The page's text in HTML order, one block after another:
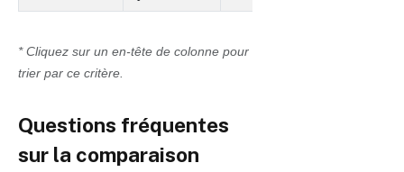
* Cliquez sur un en-tête de colonne pour
trier par ce critère.
Questions fréquentes
sur la comparaison